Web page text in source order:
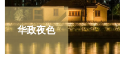
华政夜色